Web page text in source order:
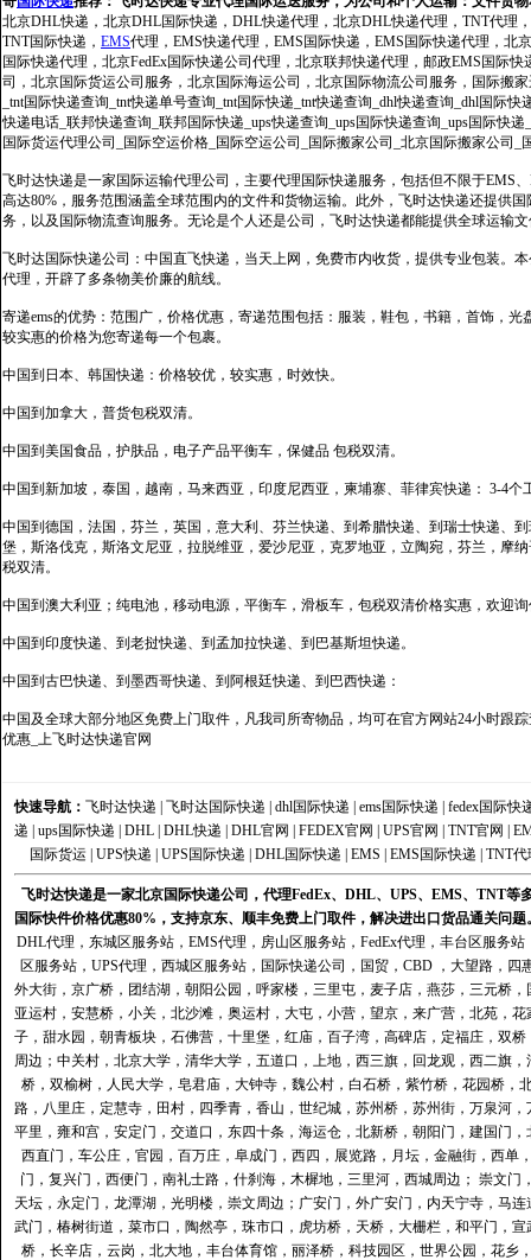
北京DHL快递，北京DHL国际快递，DHL快递代理，北京DHL快递代理，TNT代理
TNT国际快递， EMS代理，EMS快递代理，EMS国际快递，EMS国际快递代理，北
国际快递代理，北京FedEx国际快递公司代理，北京联邦快递代理，邮政EMS国际
司，北京国际货运公司服务，北京国际海运公司，北京国际物流公司服务，国际搬
_tnt国际快递查询_tnt快递单号查询_tnt国际快递_tnt快递查询_dhl快递查询_dhl国际
快递电话_联邦快递查询_联邦国际快递_ups快递查询_ups国际快递查询_ups国际快
国际货运代理公司_国际空运价格_国际空运公司_国际搬家公司_北京国际搬家公司_
飞时达快递是一家国际运输代理公司，主要代理国际快递服务，包括但不限于EMS
高达80%，服务范围涵盖全球范围内的文件和货物运输。此外，飞时达快递还提供
务，以及国际物流查询服务。无论是个人还是公司，飞时达快递都能提供全球运输
飞时达国际快递公司：中国直飞快递，当天上网，免费市内收货，提供专业包装。
代理，开辟了多条物美价廉的航线。
寄递ems的优势：范围广，价格优惠，寄递范围包括：服装，鞋包，书籍，首饰，
较实惠的价格为您寄递每一个包裹。
中国到日本、韩国快递：价格较优，较实惠，时效快。
中国到加拿大，普货包税双清。
中国到美国食品，护肤品，电子产品平衡车，保健品 包税双清。
中国到新加坡，泰国，越南，马来西亚，印度尼西亚，柬埔寨、菲律宾快递： 3-4个
中国到德国，法国，芬兰，英国，意大利、芬兰快递、到希腊快递、到瑞士快递、
堡，斯洛伐克，斯洛文尼亚，拉脱维亚，爱沙尼亚，克罗地亚，立陶宛，芬兰，摩
税双清。
中国到澳大利亚；纯电池，移动电源，平衡车，滑板车，包税双清价格实惠，欢迎
中国到印度快递、到老挝快递、到孟加拉快递、到巴基斯坦快递。
中国到古巴快递、到墨西哥快递、到阿根廷快递、到巴西快递：
中国及全球大部分地区免费上门取件，凡我司所寄物品，均可在官方网站24小时跟
优惠_上飞时达快递官网
快速导航： 飞时达快递 飞时达国际快递 dhl国际快递 ems国际快递
fedex国际快
递
ups国际快递 DHL DHL快递 DHL官网 FEDEX官网 UPS官网 TNT官网
国际货运| UPS快递 UPS国际快递 DHL国际快递 EMS EMS国际快递 TNT代
飞时达快递是一家北京国际快递公司，代理FedEx、DHL、UPS、EMS、TNT
国际快件价格优惠80%，支持京东、顺丰免费上门取件，解决进出口货品通关问题
DHL代理 ， 东城区服务站 ， EMS代理 ， 房山区服务站 ， FedEx代理 ， 丰台区服务站
区服务站， UPS代理 ， 西城区服务站， 国际快递公司 ，国贸，CBD ，大望路，
外大街，京广桥，团结湖，朝阳公园，呼家楼，三里屯，麦子店，燕莎，三元桥
亚运村，安慧桥，小关，北沙滩，奥运村，大屯，小营，望京，来广营，北苑，
子，甜水园，朝青板块，石佛营，十里堡，红庙，百子湾，高碑店，定福庄，双
周边；中关村，北京大学，清华大学，五道口，上地，西三旗，回龙观，西二旗
桥，双榆树，人民大学，皂君庙，大钟寺，魏公村，白石桥，紫竹桥，花园桥
路，八里庄，定慧寺，田村，四季青，香山，世纪城，苏州桥，苏州街，万泉河
平里，雍和宫，安定门，交道口，东四十条，海运仓，北新桥，朝阳门，建国门
西直门，车公庄，官园，百万庄，阜成门，西四，展览路，月坛，金融街，西
门，复兴门，西便门，南礼士路，什刹海，木樨地，三里河，西城周边； 崇文
天坛，永定门，龙潭湖，光明楼，崇文周边；广安门，外广安门，内天宁寺，马
武门，椿树街道，菜市口，陶然亭，珠市口，虎坊桥，天桥，大栅栏，和平门，
桥，长辛店，云岗，北大地，丰台体育馆，丽泽桥，科技园区，世界公园，花